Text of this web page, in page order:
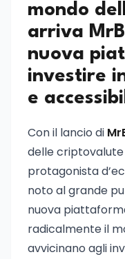
mondo
arriva
nuova
investire
e
Con il lancio di
delle
protagonista
noto al grande
nuova
radicalmente il
avvicinano agli